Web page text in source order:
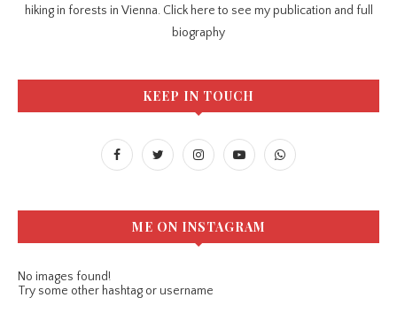
hiking in forests in Vienna. Click here to see my publication and full
biography
KEEP IN TOUCH
ME ON INSTAGRAM
No images found!
Try some other hashtag or username